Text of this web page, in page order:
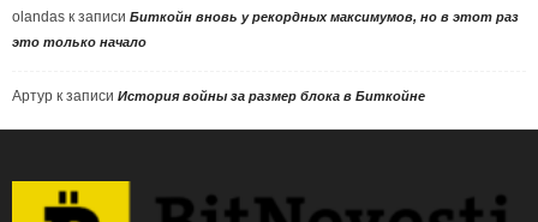
olandas к записи Биткойн вновь у рекордных максимумов, но в этот раз
это только начало
Артур к записи История войны за размер блока в Биткойне